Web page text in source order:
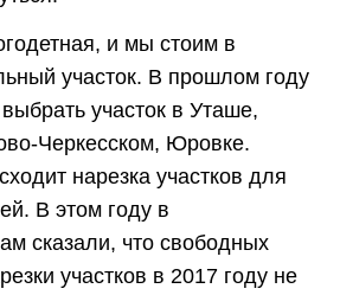
и мы стоим в
участок. В прошлом году
участок в Уташе,
Черкесском, Юровке.
нарезка участков для
В этом году в
сказали, что свободных
участков в 2017 году не